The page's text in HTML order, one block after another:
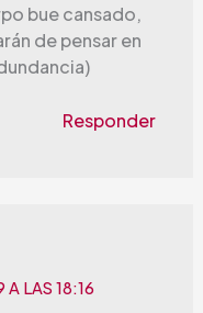
bue cansado,
de pensar en
Responder
A LAS 18:16